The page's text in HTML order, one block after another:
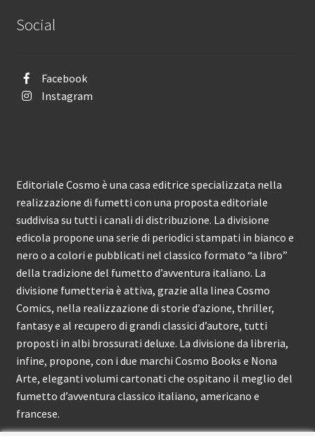
Social
Facebook
Instagram
Editoriale Cosmo è una casa editrice specializzata nella
realizzazione di fumetti con una proposta editoriale
suddivisa su tutti i canali di distribuzione. La divisione
edicola propone una serie di periodici stampati in bianco e
nero o a colori e pubblicati nel classico formato “a libro”
della tradizione del fumetto d’avventura italiano. La
divisione fumetteria è attiva, grazie alla linea Cosmo
Comics, nella realizzazione di storie d’azione, thriller,
fantasy e al recupero di grandi classici d’autore, tutti
proposti in albi brossurati deluxe. La divisione da libreria,
infine, propone, con i due marchi Cosmo Books e Nona
Arte, eleganti volumi cartonati che ospitano il meglio del
fumetto d’avventura classico italiano, americano e
francese.